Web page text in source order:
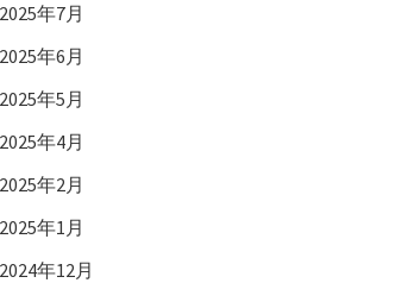
2025年7月
2025年6月
2025年5月
2025年4月
2025年2月
2025年1月
2024年12月